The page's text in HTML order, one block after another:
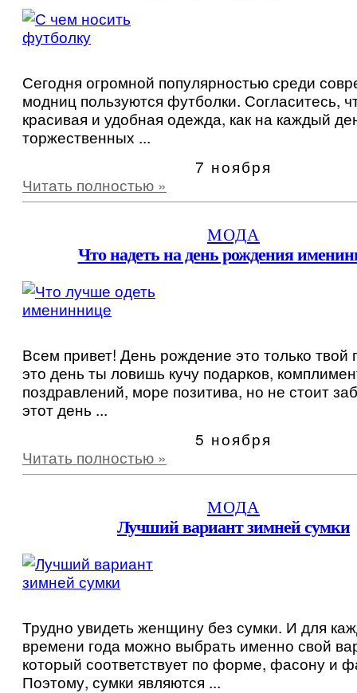
Сегодня огромной популярностью среди
модниц пользуются футболки. Согласитесь,
красивая и удобная одежда, как на каждый
торжественных ...
7 ноября
Читать полностью »
МОДА
Что надеть на день рождения
Всем привет! День рождение это только твой
это день ты ловишь кучу подарков,
поздравлений, море позитива, но не стоит
этот день ...
5 ноября
Читать полностью »
МОДА
Лучший вариант зимней сумки
Трудно увидеть женщину без сумки. И для
времени года можно выбрать именно свой
который соответствует по форме, фасону и
Поэтому, сумки являются ...